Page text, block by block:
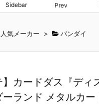
Sidebar Prev
人気メーカー > バンダイ
】カードダス『ディ
ーランド メタルカ